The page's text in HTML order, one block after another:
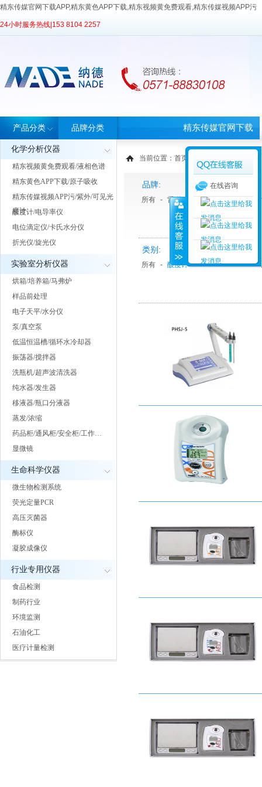
精东传媒官网下载APP,精东黄色APP下载,精东视频黄免费观看,精东传媒视频APP污
24小时服务热线| 153 8104 2257
产品分类
化学分析仪器
精东视频黄免费观看/液相色谱
精东黄色APP下载/原子吸收
精东传媒视频APP污/紫外/可见光
度计
酸度计/电导率仪
电位滴定仪/卡氏水分仪
折光仪/旋光仪
实验室分析仪器
烘箱/培养箱/马弗炉
样品前处理
电子天平/水分仪
泵/真空泵
低温恒温槽/循环水冷却器
振荡器/搅拌器
洗瓶机/超声波清洗器
纯水器/发生器
移液器/瓶口分液器
蒸发/浓缩
药品柜/通风柜/安全柜/工作…
显微镜
生命科学仪器
微生物检测系统
荧光定量PCR
高压灭菌器
酶标仪
凝胶成像仪
行业专用仪器
食品检测
制药行业
环境监测
石油化工
医疗计量检测
品牌分类 精东传媒官网下载
APP首页
当前位置： 首页
品牌:
所有 - 雷磁 - ATAGO 爱拓 -
类别:
所有 - 酸度计 - 电导率仪 - 离子
在线咨询